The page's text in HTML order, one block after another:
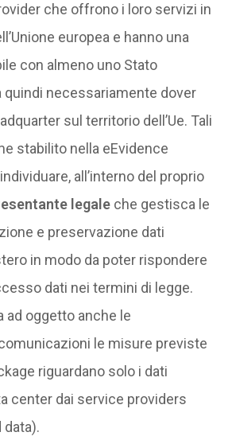
che offrono i loro servizi in
europea e hanno una
con almeno uno Stato
quindi necessariamente dover
sul territorio dell’Ue. Tali
stabilito nella eEvidence
all’interno del proprio
legaleche gestisca le
e preservazione dati
in modo da poter rispondere
dati nei termini di legge.
ad oggetto anche le
le misure previste
riguardano solo i dati
center dai service providers